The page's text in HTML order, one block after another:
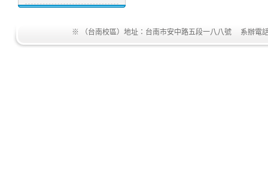
※ （台南校區）地址：台南市安中路五段一八八號 系辦